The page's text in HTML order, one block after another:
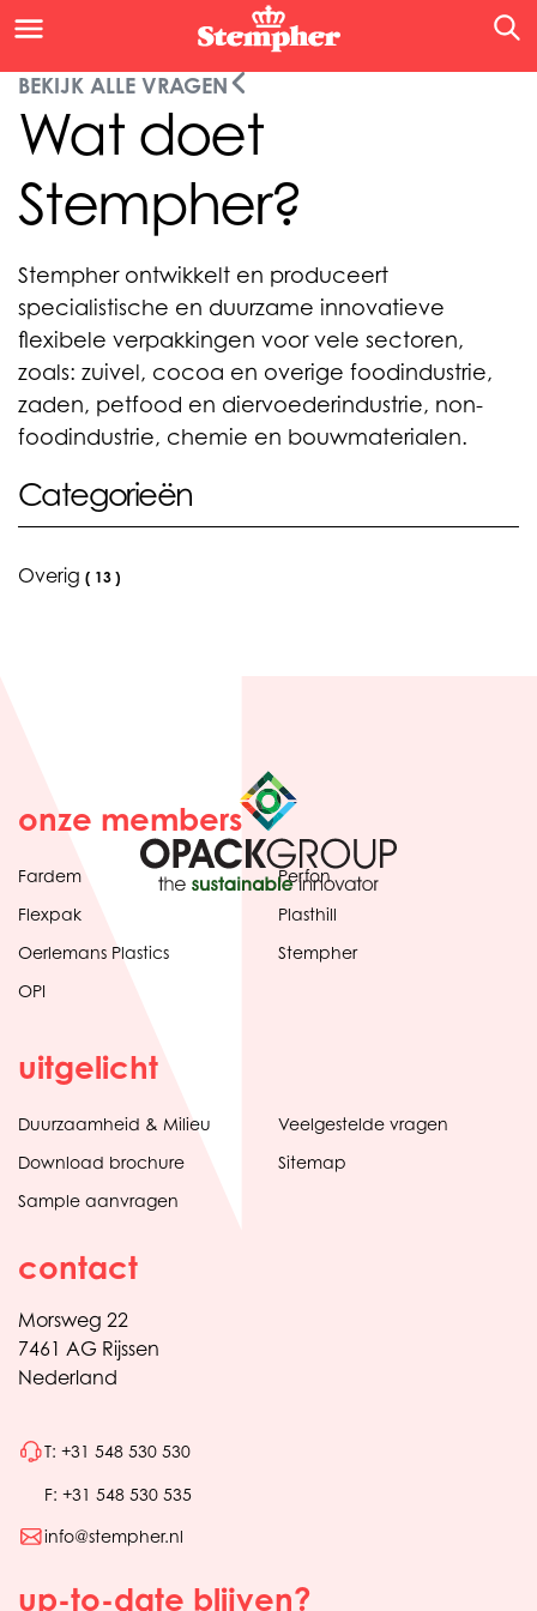
Categorieën
Overig ( 13 )
BEKIJK ALLE VRAGEN
Wat doet
Stempher?
Stempher ontwikkelt en produceert
specialistische en duurzame innovatieve
flexibele verpakkingen voor vele sectoren,
zoals: zuivel, cocoa en overige foodindustrie,
zaden, petfood en diervoederindustrie, non-
foodindustrie, chemie en bouwmaterialen.
onze members
Fardem
Flexpak
Oerlemans Plastics
OPI
Perfon
Plasthill
Stempher
uitgelicht
Duurzaamheid & Milieu
Download brochure
Sample aanvragen
Veelgestelde vragen
Sitemap
contact
Morsweg 22
7461 AG Rijssen
Nederland
T: +31 548 530 530
F: +31 548 530 535
info@stempher.nl
up-to-date blijven?